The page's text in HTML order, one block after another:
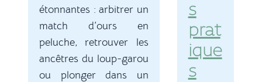
étonnantes : arbitrer un
match d’ours en
peluche, retrouver les
ancêtres du loup-garou
ou plonger dans un
s
prat
ique
s